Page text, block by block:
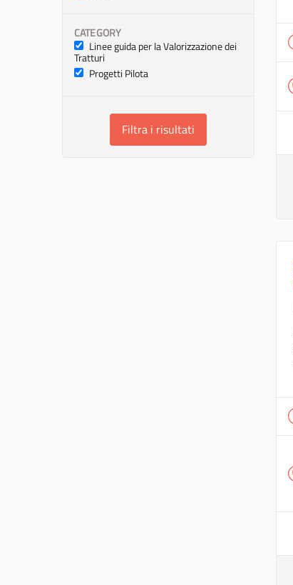
CATEGORY
Linee guida per la Valorizzazione dei
Tratturi
Progetti Pilota
Filtra i risultati